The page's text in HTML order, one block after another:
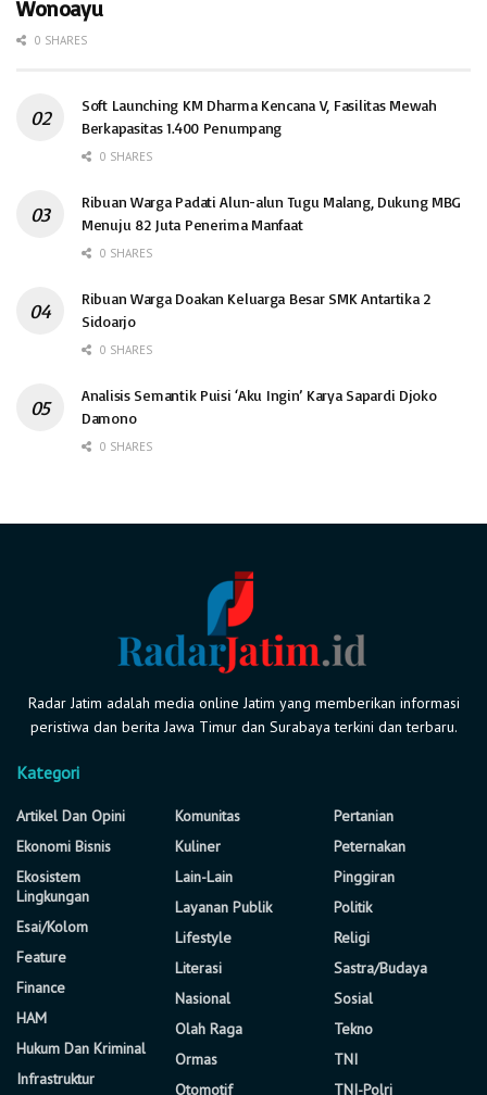
Wonoayu
0 SHARES
Soft Launching KM Dharma Kencana V, Fasilitas Mewah
Berkapasitas 1.400 Penumpang
0 SHARES
Ribuan Warga Padati Alun-alun Tugu Malang, Dukung MBG
Menuju 82 Juta Penerima Manfaat
0 SHARES
Ribuan Warga Doakan Keluarga Besar SMK Antartika 2
Sidoarjo
0 SHARES
Analisis Semantik Puisi ‘Aku Ingin’ Karya Sapardi Djoko
Damono
0 SHARES
Radar Jatim adalah media online Jatim yang memberikan informasi
peristiwa dan berita Jawa Timur dan Surabaya terkini dan terbaru.
Kategori
Artikel Dan Opini
Ekonomi Bisnis
Ekosistem
Lingkungan
Esai/Kolom
Feature
Finance
HAM
Hukum Dan Kriminal
Infrastruktur
Komunitas
Kuliner
Lain-Lain
Layanan Publik
Lifestyle
Literasi
Nasional
Olah Raga
Ormas
Otomotif
Pertanian
Peternakan
Pinggiran
Politik
Religi
Sastra/Budaya
Sosial
Tekno
TNI
TNI-Polri